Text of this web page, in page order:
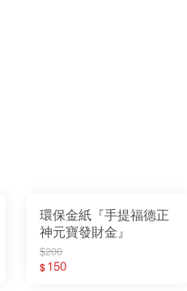
環保金紙『手提福德正
神元寶發財金』
$200
$150